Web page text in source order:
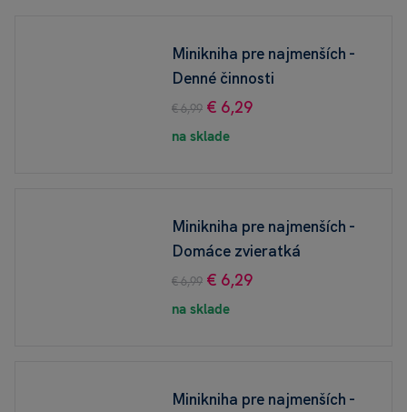
Minikniha pre najmenších -
Denné činnosti
na sklade
€ 6,99 € 6,29
Minikniha pre najmenších -
Domáce zvieratká
na sklade
€ 6,99 € 6,29
Minikniha pre najmenších -